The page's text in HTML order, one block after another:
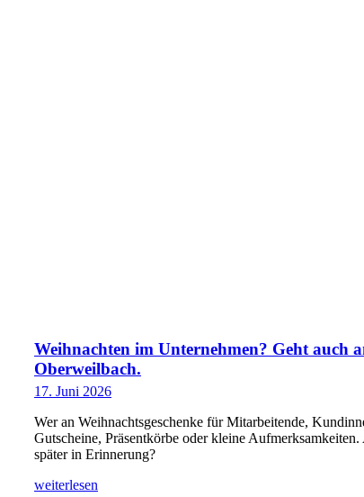
Weihnachten im Unternehmen? Geht auch
Oberweilbach.
17. Juni 2026
Wer an Weihnachtsgeschenke für Mitarbeitende,
Gutscheine, Präsentkörbe oder kleine
später in Erinnerung?
weiterlesen